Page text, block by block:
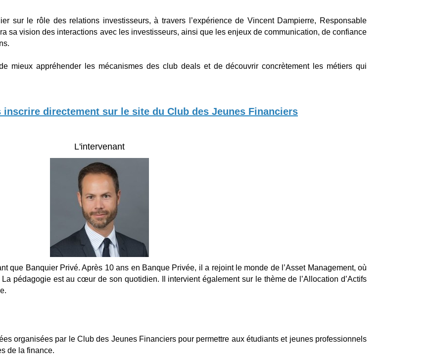
sur le rôle des relations investisseurs, à travers l’expérience de Vincent Dampierre, Responsable
sa vision des interactions avec les investisseurs, ainsi que les enjeux de communication, de confiance
mieux appréhender les mécanismes des club deals et de découvrir concrètement les métiers qui
directement sur le site du Club des Jeunes Financiers
L'intervenant
que Banquier Privé. Après 10 ans en Banque Privée, il a rejoint le monde de l’Asset Management, où
pédagogie est au cœur de son quotidien. Il intervient également sur le thème de l’Allocation d’Actifs
organisées par le Club des Jeunes Financiers pour permettre aux étudiants et jeunes professionnels
de la finance.